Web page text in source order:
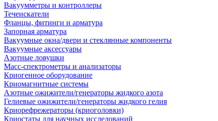
Вакуумметры и контроллеры
Течеискатели
Фланцы, фитинги и арматура
Запорная арматура
Вакуумные окна/двери и стеклянные компоненты
Вакуумные аксессуары
Азотные ловушки
Масс-спектрометры и анализаторы
Криогенное оборудование
Криомагнитные системы
Азотные ожижители/генераторы жидкого азота
Гелиевые ожижители/генераторы жидкого гелия
Криорефрежераторы (криоголовки)
Криостаты для научных исследований